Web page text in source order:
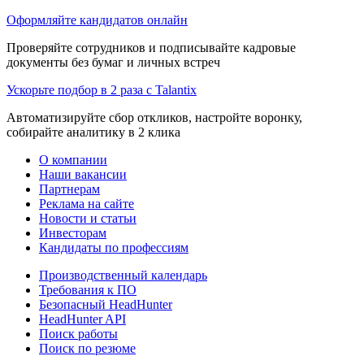
Оформляйте кандидатов онлайн
Проверяйте сотрудников и подписывайте кадровые
документы без бумаг и личных встреч
Ускорьте подбор в 2 раза с Talantix
Автоматизируйте сбор откликов, настройте воронку,
собирайте аналитику в 2 клика
О компании
Наши вакансии
Партнерам
Реклама на сайте
Новости и статьи
Инвесторам
Кандидаты по профессиям
Производственный календарь
Требования к ПО
Безопасный HeadHunter
HeadHunter API
Поиск работы
Поиск по резюме